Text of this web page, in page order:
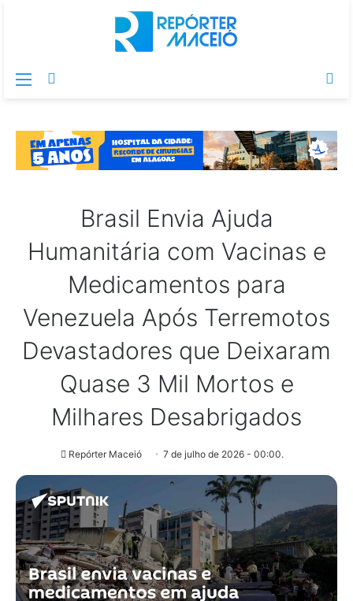
Menu
Brasil Envia Ajuda
Humanitária com Vacinas e
Medicamentos para
Venezuela Após Terremotos
Devastadores que Deixaram
Quase 3 Mil Mortos e
Milhares Desabrigados
Repórter Maceió 7 de julho de 2026 - 00:00.